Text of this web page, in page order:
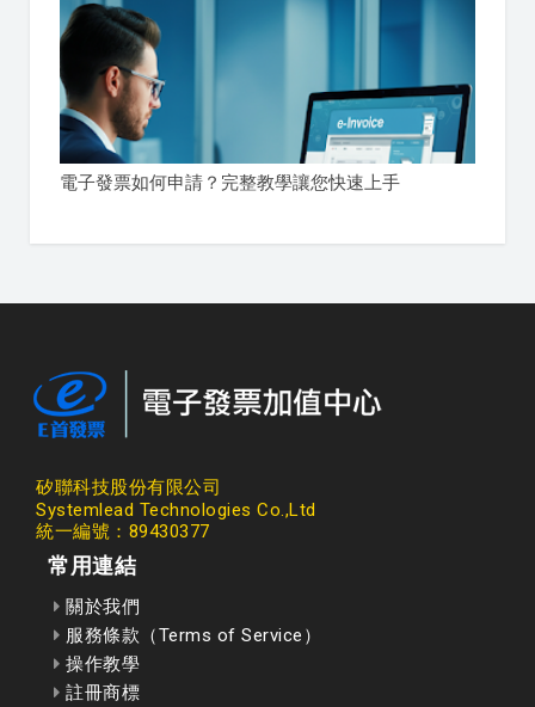
電子發票如何申請？完整教學讓您快速上手
矽聯科技股份有限公司
Systemlead Technologies Co.,Ltd
統一編號：89430377
常用連結
關於我們
服務條款（Terms of Service）
操作教學
註冊商標